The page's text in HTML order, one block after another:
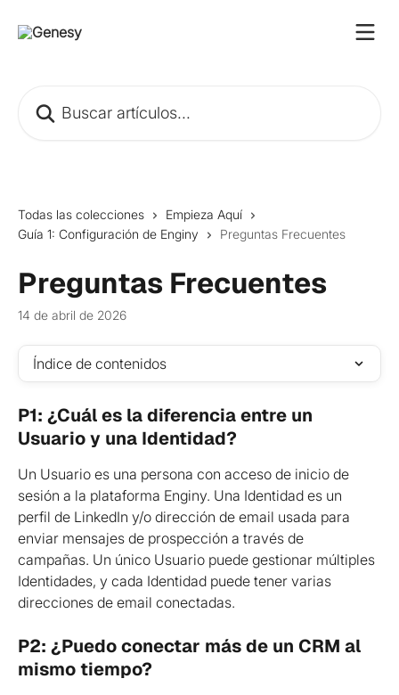
Todas las colecciones
Empieza Aquí
Guía 1: Configuración de Enginy
Preguntas Frecuentes
Preguntas Frecuentes
14 de abril de 2026
Índice de contenidos
P1: ¿Cuál es la diferencia entre un
Usuario y una Identidad?
Un Usuario es una persona con acceso de inicio de
sesión a la plataforma Enginy. Una Identidad es un
perfil de LinkedIn y/o dirección de email usada para
enviar mensajes de prospección a través de
campañas. Un único Usuario puede gestionar múltiples
Identidades, y cada Identidad puede tener varias
direcciones de email conectadas.
P2: ¿Puedo conectar más de un CRM al
mismo tiempo?